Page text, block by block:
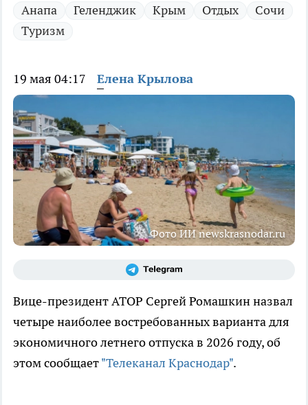
Анапа Геленджик Крым Отдых
Сочи
Туризм
19 мая 04:17 Елена Крылова
Фото ИИ newskrasnodar.ru
Вице-президент АТОР Сергей Ромашкин назвал
четыре наиболее востребованных варианта для
экономичного летнего отпуска в 2026 году, об
этом сообщает"Телеканал Краснодар".